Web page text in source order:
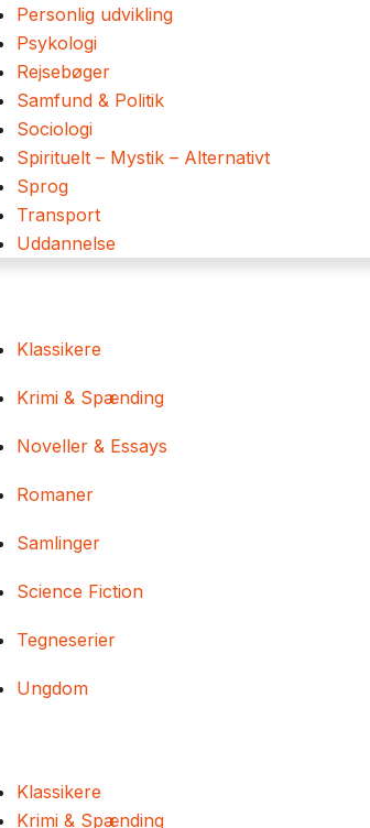
Personlig udvikling
Psykologi
Rejsebøger
Samfund & Politik
Sociologi
Spirituelt – Mystik – Alternativt
Sprog
Transport
Uddannelse
Klassikere
Krimi & Spænding
Noveller & Essays
Romaner
Samlinger
Science Fiction
Tegneserier
Ungdom
Klassikere
Krimi & Spænding